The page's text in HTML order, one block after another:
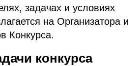
задачах и условиях
на Организатора и
Конкурса.
конкурса